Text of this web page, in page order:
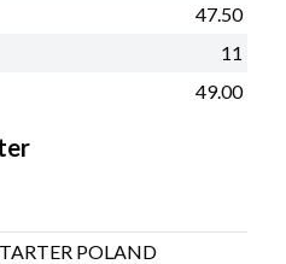
47.50
11
49.00
POLAND